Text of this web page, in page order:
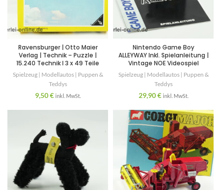
Ravensburger | Otto Maier
Verlag | Technik – Puzzle |
15.240 Technik I 3 x 49 Teile
Spielzeug | Modellautos | Puppen &
Teddys
9,50€ inkl. MwSt.
Nintendo Game Boy
ALLEYWAY Inkl. Spielanleitung |
Vintage NOE Videospiel
Spielzeug | Modellautos | Puppen &
Teddys
29,90€ inkl. MwSt.